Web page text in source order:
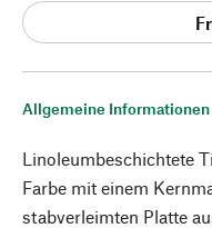
Allgemeine Informationen
Linoleumbeschichtete
Farbe mit einem
stabverleimten Platte